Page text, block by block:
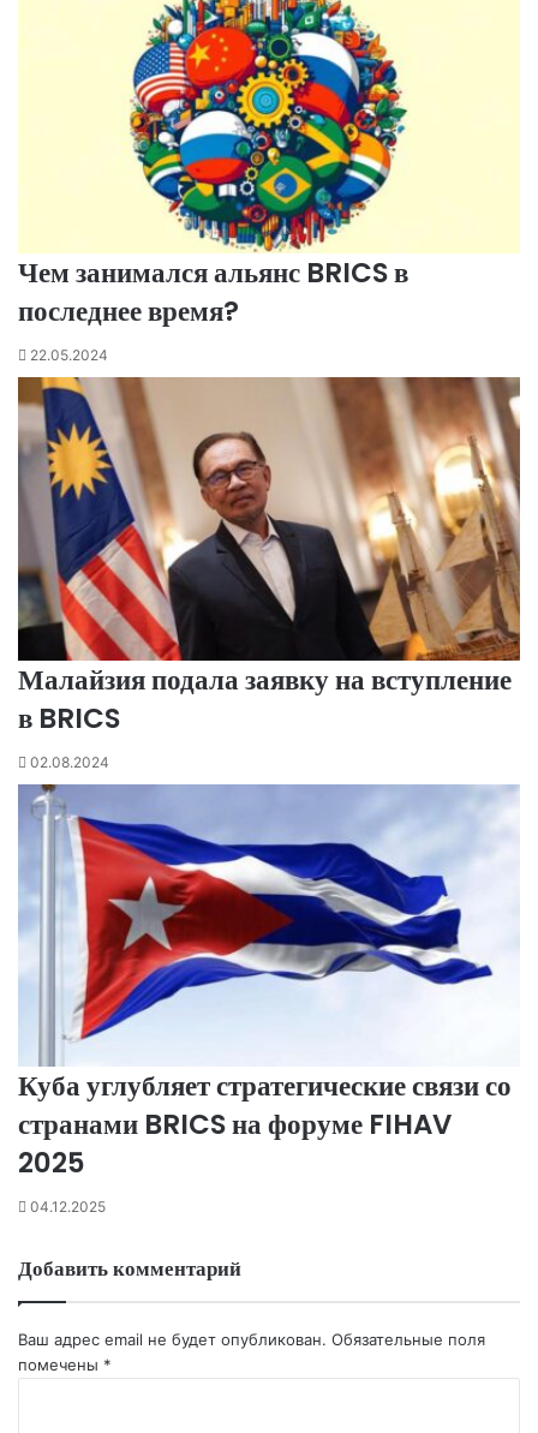
Чем занимался альянс BRICS в
последнее время?
22.05.2024
Малайзия подала заявку на вступление
в BRICS
02.08.2024
Куба углубляет стратегические связи со
странами BRICS на форуме FIHAV
2025
04.12.2025
Добавить комментарий
Ваш адрес email не будет опубликован. Обязательные поля
помечены *